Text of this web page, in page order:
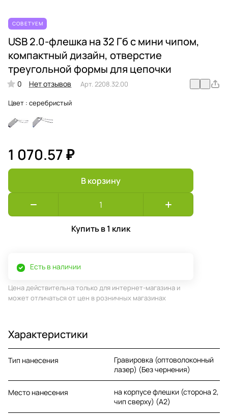
СОВЕТУЕМ
USB 2.0-флешка на 32 Гб с мини чипом,
компактный дизайн, отверстие
треугольной формы для цепочки
0 Нет отзывов Арт. 2208.32.00
Цвет : серебристый
1 070.57 ₽
В корзину
Купить в 1 клик
Есть в наличии
Цена действительна только для интернет-магазина и
может отличаться от цен в розничных магазинах
Характеристики
Тип нанесения
Гравировка (оптоволоконный
лазер) (Без чернения)
Место нанесения
на корпусе флешки (сторона 2,
чип сверху) (A2)